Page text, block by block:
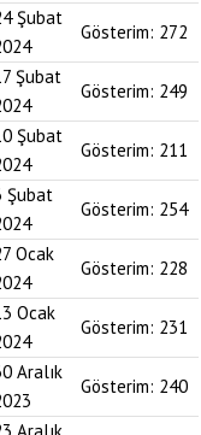
Şubat
Gösterim: 272
Şubat
Gösterim: 249
Şubat
Gösterim: 211
Şubat
Gösterim: 254
Ocak
Gösterim: 228
Ocak
Gösterim: 231
Aralık
Gösterim: 240